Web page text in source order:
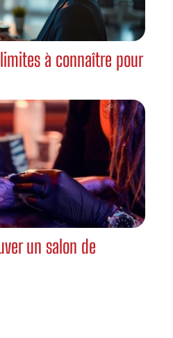
à connaître pour
un salon de